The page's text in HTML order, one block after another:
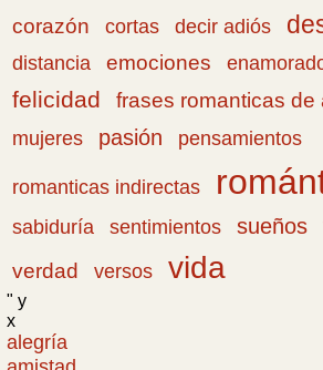
corazón
cortas decir adiós
distancia emociones
felicidad frases romanticas de
mujeres
pasión pensamientos
romanticas indirectas
sabiduría sentimientos sueños
verdad
versos vida
" y
x
alegría